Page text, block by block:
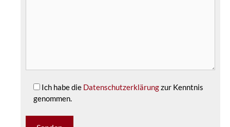
Ich habe die Datenschutzerklärungzur Kenntnis
genommen.